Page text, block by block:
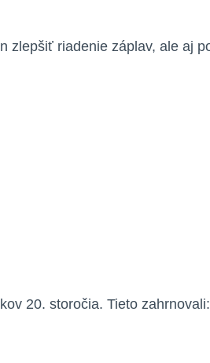
zlepšiť riadenie záplav, ale aj
20. storočia. Tieto zahrnovali: